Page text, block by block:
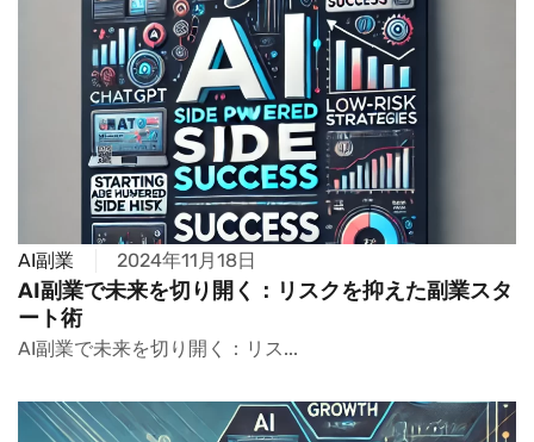
AI副業 2024年11月18日
AI副業で未来を切り開く：リスクを抑えた副業スタ
ート術
AI副業で未来を切り開く：リス...